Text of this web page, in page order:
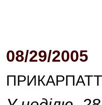
08/29/2005